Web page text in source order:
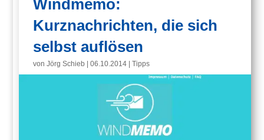
Windmemo:
Kurznachrichten, die sich
selbst auflösen
vonJörg Schieb |06.10.2014 |Tipps